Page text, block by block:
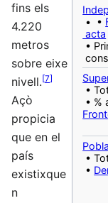
• •
acta
•
•
• %
•
•
fins els
4.220
metros
sobre eixe
nivell.[7]
Açò
propicia
que en el
país
existixque
n